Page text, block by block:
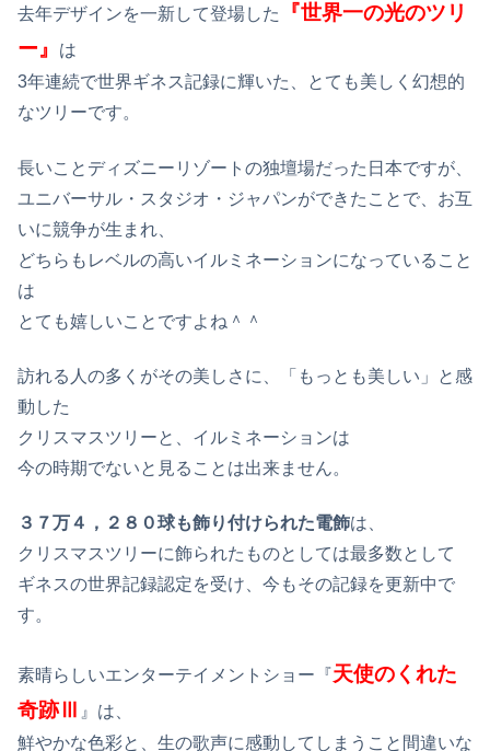
去年デザインを一新して登場した
『世界一の光のツリ
ー』
は
3年連続で世界ギネス記録に輝いた、とても美しく幻想的
なツリーです。
長いことディズニーリゾートの独壇場だった日本ですが、
ユニバーサル・スタジオ・ジャパンができたことで、お互
いに競争が生まれ、
どちらもレベルの高いイルミネーションになっていること
は
とても嬉しいことですよね＾＾
訪れる人の多くがその美しさに、「もっとも美しい」と感
動した
クリスマスツリーと、イルミネーションは
今の時期でないと見ることは出来ません。
３７万４，２８０球も飾り付けられた電飾は、
クリスマスツリーに飾られたものとしては最多数として
ギネスの世界記録認定を受け、今もその記録を更新中で
す。
素晴らしいエンターテイメントショー『天使のくれた
奇跡Ⅲ 』は、
鮮やかな色彩と、生の歌声に感動してしまうこと間違いな